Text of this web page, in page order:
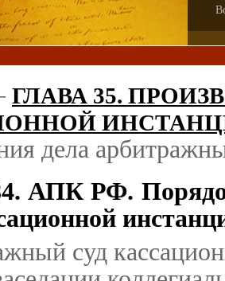
ГЛАВА 35.
дела
АПК РФ.
суд